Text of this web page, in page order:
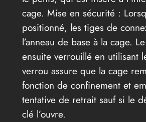
cage. Mise en sécurité :
positionné, les tiges de
l’anneau de base à la cage.
ensuite verrouillé en utilisant
verrou assure que la cage
fonction de confinement et
tentative de retrait sauf si le
clé l’ouvre.